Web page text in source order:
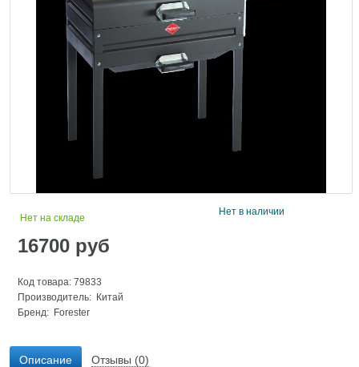
Нет на складе
16700 руб
Код товара: 79833
Производитель: Китай
Бренд: Forester
Нет в наличии
Описание Отзывы (0)